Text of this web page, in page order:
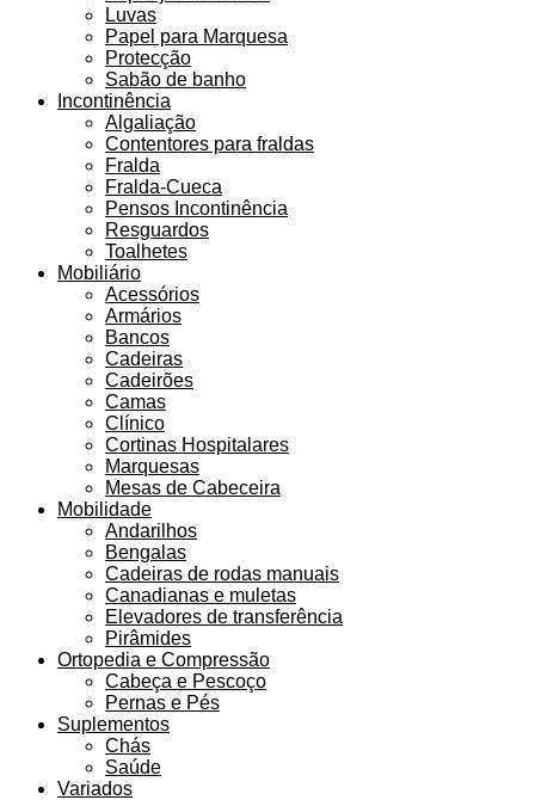
Luvas
Papel para Marquesa
Protecção
Sabão de banho
Incontinência
Algaliação
Contentores para fraldas
Fralda
Fralda-Cueca
Pensos Incontinência
Resguardos
Toalhetes
Mobiliário
Acessórios
Armários
Bancos
Cadeiras
Cadeirões
Camas
Clínico
Cortinas Hospitalares
Marquesas
Mesas de Cabeceira
Mobilidade
Andarilhos
Bengalas
Cadeiras de rodas manuais
Canadianas e muletas
Elevadores de transferência
Pirâmides
Ortopedia e Compressão
Cabeça e Pescoço
Pernas e Pés
Suplementos
Chás
Saúde
Variados